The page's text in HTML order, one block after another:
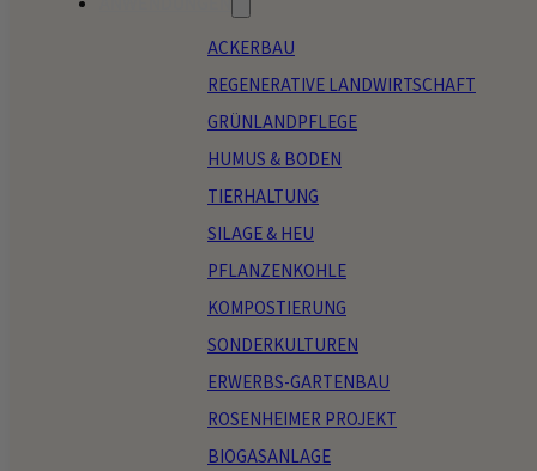
ACKERBAU
REGENERATIVE LANDWIRTSCHAFT
GRÜNLANDPFLEGE
HUMUS & BODEN
TIERHALTUNG
SILAGE & HEU
PFLANZENKOHLE
KOMPOSTIERUNG
SONDERKULTUREN
ERWERBS-GARTENBAU
ROSENHEIMER PROJEKT
BIOGASANLAGE